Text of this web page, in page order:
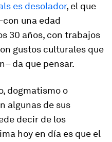
es desolador, el que
una edad
30 años, con trabajos
gustos culturales que
da que pensar.
dogmatismo o
algunas de sus
decir de los
hoy en día es que el